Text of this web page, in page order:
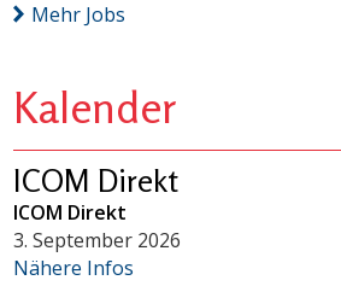
Mehr Jobs
Kalender
ICOM Direkt
ICOM Direkt
3. September 2026
Nähere Infos